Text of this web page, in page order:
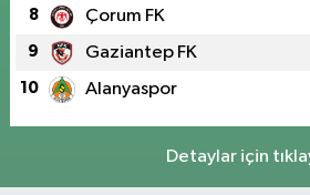
8 Çorum FK
9 Gaziantep FK
10 Alanyaspor
Detaylar için